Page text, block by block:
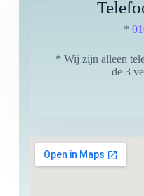
*
* Wij zijn alleen
de 3